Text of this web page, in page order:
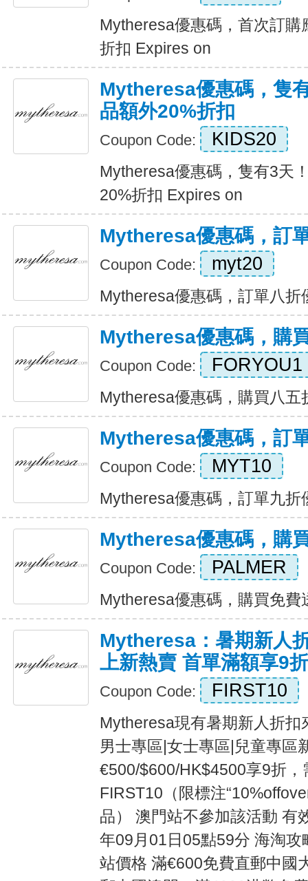
Mytheresa優惠碼，首次訂
折扣 Expires on
Mytheresa優惠碼，隻
品額外20%折扣
Coupon Code: KIDS20
Mytheresa優惠碼，隻有3天
20%折扣 Expires on
Mytheresa優惠碼，訂
Coupon Code: myt20
Mytheresa優惠碼，訂單八折
Mytheresa優惠碼，購
Coupon Code: FORYOU1
Mytheresa優惠碼，購買八五
Mytheresa優惠碼，訂
Coupon Code: MYT10
Mytheresa優惠碼，訂單九折
Mytheresa優惠碼，購
Coupon Code: PALMER
Mytheresa優惠碼，購買免費
Mytheresa：暑期新人
上新熱賣 首單滿額享9折
Coupon Code: FIRST10
Mytheresa現有暑期新人折
男士專區|女士專區|兒童專區
€500/$600/HK$4500享9折，
FIRST10（限標注
品） 澳門站不參加該活動 有
年09月01日05點59分 海淘
站價格 滿€600免費直郵中國